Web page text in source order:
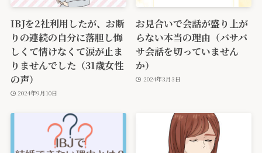
IBJを2社利用したが、お断
りの連続の自分に落胆し悔
しくて情けなくて涙が止ま
りませんでした（31歳女性
の声）
2024年9月10日
お見合いで会話が盛り上が
らない本当の理由（バサバ
サ会話を切っていません
か）
2024年3月3日